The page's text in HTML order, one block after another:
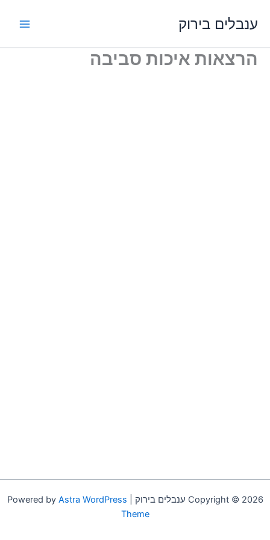
לתוכןענבלים בירוק
הרצאות איכות סביבה
Copyright © 2026 ענבלים בירוק | Powered by
Astra WordPress
Theme